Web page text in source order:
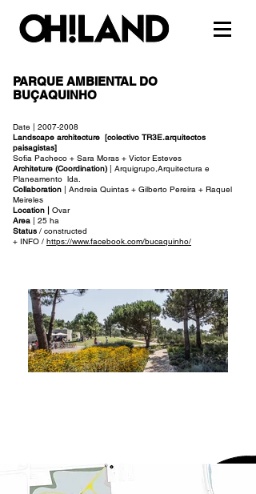
PARQUE AMBIENTAL DO
BUÇAQUINHO
Date | 2007-2008
Landscape architecture [colectivo TR3E.arquitectos
paisagistas]
Sofia Pacheco + Sara Moras + Victor Esteves
Architeture (Coordination) | Arquigrupo,Arquitectura e
Planeamento lda.
Collaboration | Andreia Quintas + Gilberto Pereira + Raquel
Meireles
Location | Ovar
Area | 25 ha
Status / constructed
+ INFO / https://www.facebook.com/bucaquinho/